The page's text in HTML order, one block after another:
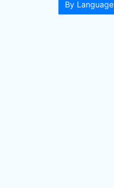
By Language